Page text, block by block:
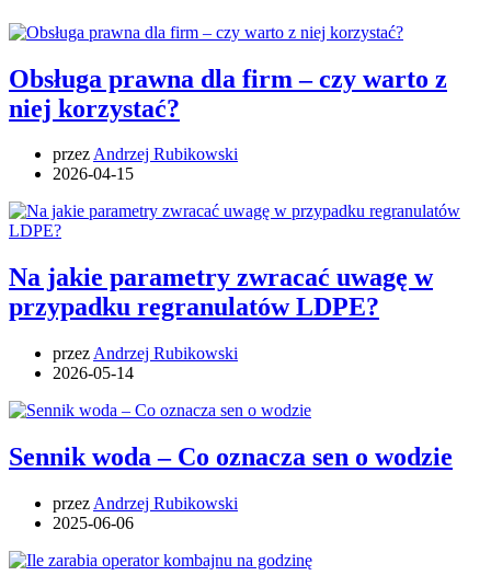
Obsługa prawna dla firm – czy warto z
niej korzystać?
przezAndrzej Rubikowski
2026-04-15
Na jakie parametry zwracać uwagę w
przypadku regranulatów LDPE?
przez Andrzej Rubikowski
2026-05-14
Sennik woda – Co oznacza sen o wodzie
przez Andrzej Rubikowski
2025-06-06